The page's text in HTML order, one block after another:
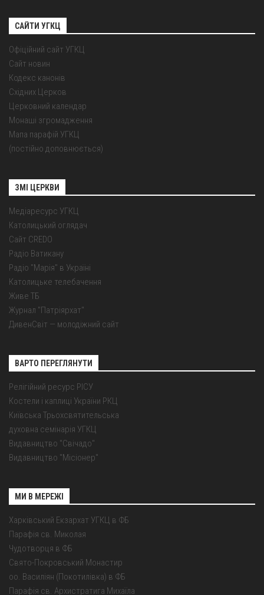
САЙТИ УГКЦ
Офіційний сайт УГКЦ
Сайт новин
Кодекс канонів
Східних Церков
Церковний календар
Монаші згромадження
Мапа парафій УГКЦ
(постійно доповнюється)
ЗМІ ЦЕРКВИ
Медіаресурс УГКЦ
Католицький оглядач
Сайт CREDO
Радіо Ватикану
Радіо "Марія" в Україні
Католицьке телебачення
Живе ТБ
Журнал "Патріярхат"
ДивенСвіт — молодіжний сайт
ВАРТО ПЕРЕГЛЯНУТИ
Релігійний ресурс РІСУ
Костели і каплиці України РКЦ
Київська Трьохсвятительська
духовна семінарія УГКЦ
Видавництво "Свічадо"
Видавництво "Місіонер"
МИ В МЕРЕЖІ
Харківський Екзархат УГКЦ в ФБ
Парафія св. Миколая
Чудотворця в ФБ
Свято-Покровський Монастир
оо. Василіян (Покотилівка) в ФБ
Парафія св. Архистратига Михаїла